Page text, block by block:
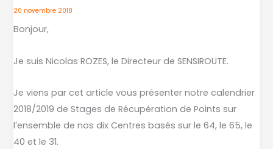
20 novembre 2018
Bonjour,
Je suis Nicolas ROZES, le Directeur de SENSIROUTE.
Je viens par cet article vous présenter notre calendrier
2018/2019 de Stages de Récupération de Points sur
l’ensemble de nos dix Centres basés sur le 64, le 65, le
40 et le 31.
de
Récupération
Points
l’ensemble
de
nos
dix